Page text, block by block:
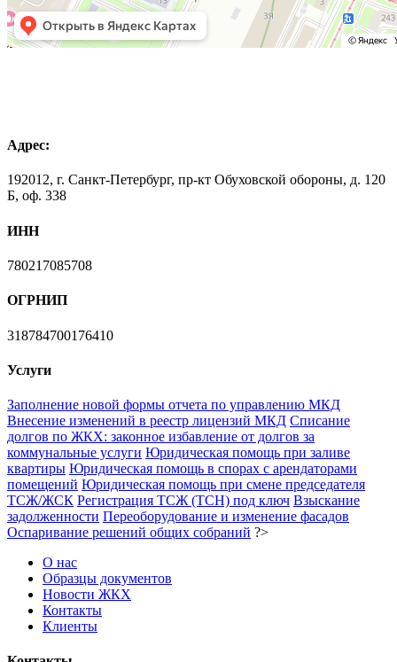
Адрес:
192012, г. Санкт-Петербург, пр-кт Обуховской обороны, д. 120
Б, оф. 338
ИНН
780217085708
ОГРНИП
318784700176410
Услуги
Заполнение новой формы отчета по управлению МКД
Внесение изменений в реестр лицензий МКД Списание
долгов по ЖКХ: законное избавление от долгов за
коммунальные услуги Юридическая помощь при заливе
квартиры Юридическая помощь в спорах с арендаторами
помещений Юридическая помощь при смене председателя
ТСЖ/ЖСК Регистрация ТСЖ (ТСН) под ключ Взыскание
задолженности Переоборудование и изменение фасадов
Оспаривание решений общих собраний ?>
О нас
Образцы документов
Новости ЖКХ
Контакты
Клиенты